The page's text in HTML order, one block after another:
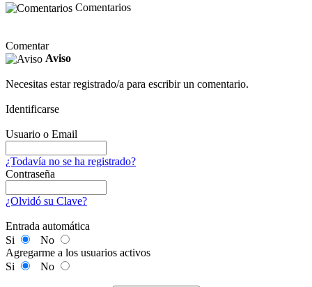
Comentarios
Comentar
Aviso
Necesitas estar registrado/a para escribir un comentario.
Identificarse
Usuario o Email
¿Todavía no se ha registrado?
Contraseña
¿Olvidó su Clave?
Entrada automática
Si
No
Agregarme a los usuarios activos
Si
No